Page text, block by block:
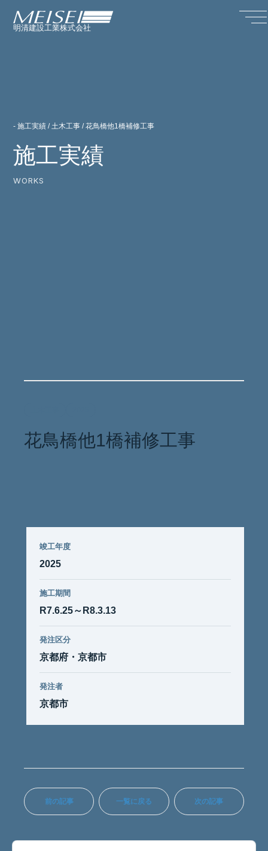
明清建設工業株式会社
- 施工実績 / 土木工事 / 花鳥橋他1橋補修工事
施工実績
WORKS
花鳥橋他1橋補修工事
竣工年度
2025
施工期間
R7.6.25～R8.3.13
発注区分
京都府・京都市
発注者
京都市
前の記事 一覧に戻る 次の記事